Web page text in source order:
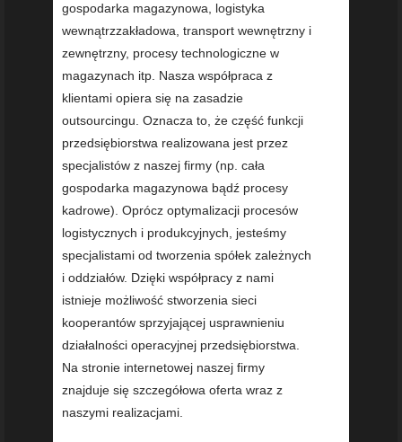
gospodarka magazynowa, logistyka
wewnątrzzakładowa, transport wewnętrzny i
zewnętrzny, procesy technologiczne w
magazynach itp. Nasza współpraca z
klientami opiera się na zasadzie
outsourcingu. Oznacza to, że część funkcji
przedsiębiorstwa realizowana jest przez
specjalistów z naszej firmy (np. cała
gospodarka magazynowa bądź procesy
kadrowe). Oprócz optymalizacji procesów
logistycznych i produkcyjnych, jesteśmy
specjalistami od tworzenia spółek zależnych
i oddziałów. Dzięki współpracy z nami
istnieje możliwość stworzenia sieci
kooperantów sprzyjającej usprawnieniu
działalności operacyjnej przedsiębiorstwa.
Na stronie internetowej naszej firmy
znajduje się szczegółowa oferta wraz z
naszymi realizacjami.